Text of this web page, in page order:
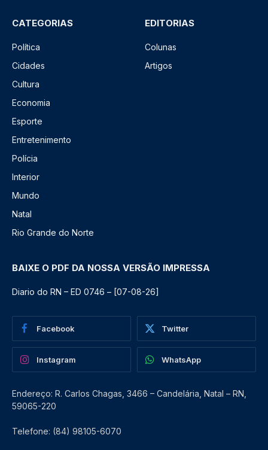
CATEGORIAS
Política
Cidades
Cultura
Economia
Esporte
Entretenimento
Polícia
Interior
Mundo
Natal
Rio Grande do Norte
EDITORIAS
Colunas
Artigos
BAIXE O PDF DA NOSSA VERSÃO IMPRESSA
Diario do RN – ED 0746 – [07-08-26]
Facebook Twitter
Instagram WhatsApp
Endereço: R. Carlos Chagas, 3466 – Candelária, Natal – RN,
59065-220
Telefone: (84) 98105-6070